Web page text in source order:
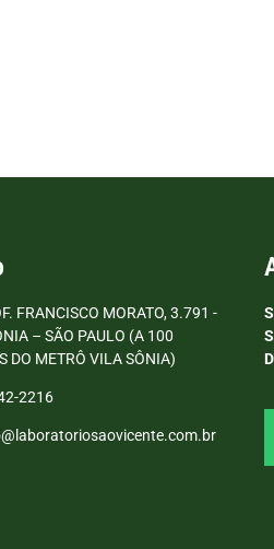
FRANCISCO MORATO, 3.791 -
– SÃO PAULO (A 100
DO METRÔ VILA SÔNIA)
2216